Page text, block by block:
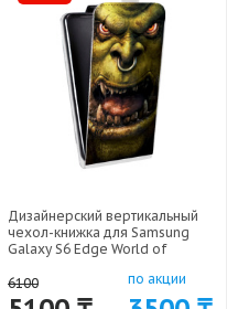
Дизайнерский вертикальный
чехол-книжка для Samsung
Galaxy S6 Edge World of
6100
по акции